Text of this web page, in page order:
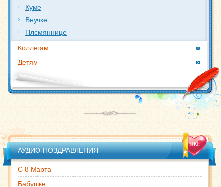
Куме
Внучке
Племяннице
Коллегам
Детям
АУДИО-ПОЗДРАВЛЕНИЯ
С 8 Марта
Бабушке